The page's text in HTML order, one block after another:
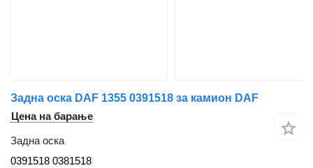
Задна оска DAF 1355 0391518 за камион DAF
Цена на барање
Задна оска
0391518 0381518